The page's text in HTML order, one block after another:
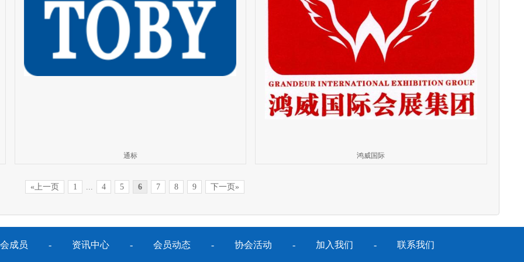
通标 鸿威国际
«上一页 1 ... 4 5 6 7 8 9 下一页»
成员 - 资讯中心 - 会员动态 - 协会活动 - 加入我们 - 联系我们